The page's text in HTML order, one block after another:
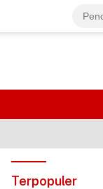
Terpopuler